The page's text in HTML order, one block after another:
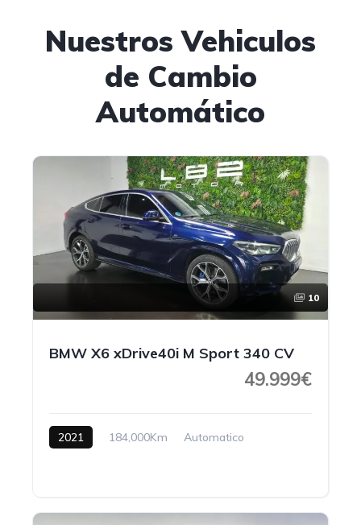
Nuestros Vehiculos
de Cambio
Automático
10
BMW X6 xDrive40i M Sport 340 CV
49.999€
2021 184,000Km
Automatico